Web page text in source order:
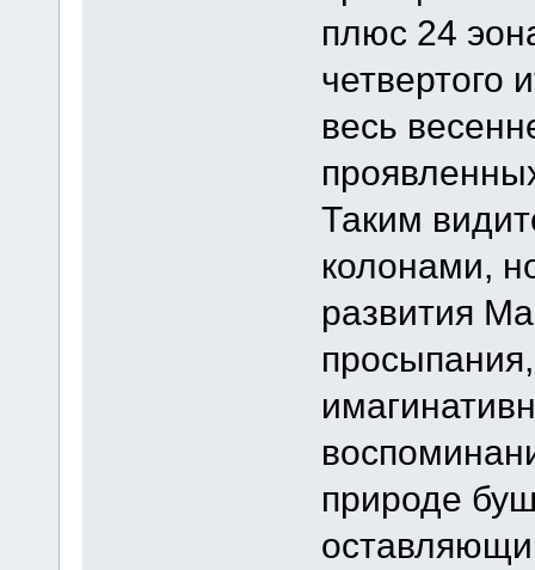
плюс 24
четвертого
весь
Таким
колонами,
развития
природе